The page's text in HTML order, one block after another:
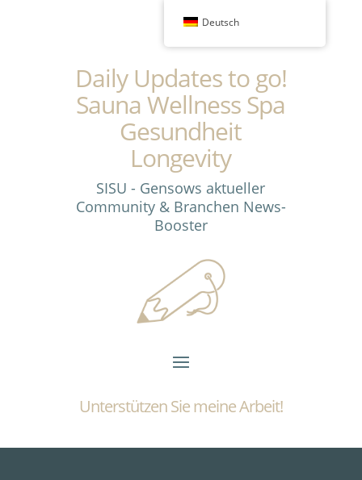
Daily Updates to go!
Sauna Wellness Spa
Gesundheit
Longevity
SISU - Gensows aktueller
Community & Branchen News-
Booster
Unterstützen Sie meine Arbeit!
Deutsch